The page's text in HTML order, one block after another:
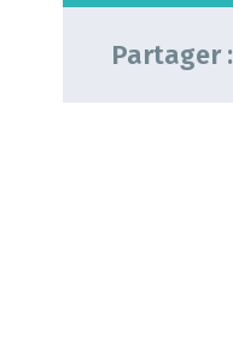
Partager :